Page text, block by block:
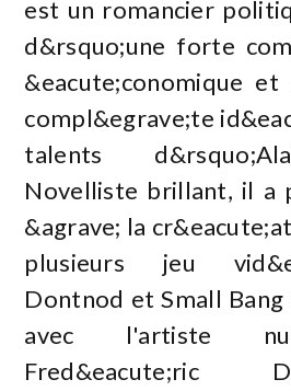
est un romancier
d&rsquo;une forte
&eacute;conomique
compl&egrave;te
talents
Novelliste brillant, il a
&agrave; la
plusieurs jeu
Dontnod et Small
avec l'artiste
Fred&eacute;ric